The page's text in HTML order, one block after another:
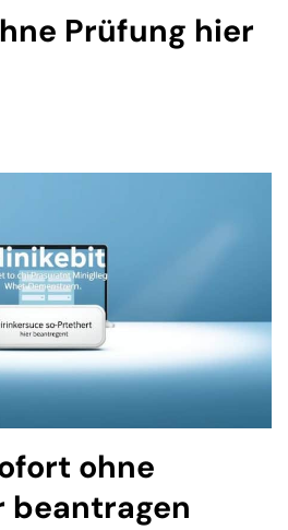
Prüfung hier
ohne
beantragen